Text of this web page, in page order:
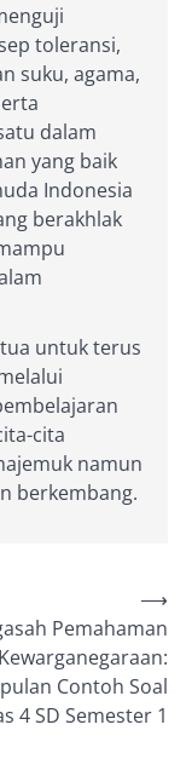
toleransi,
suku, agama,
dalam
yang baik
Indonesia
berakhlak
untuk terus
cita
namun
berkembang.
Pemahaman
Kewarganegaraan:
Contoh Soal
4 SD Semester 1
⟶